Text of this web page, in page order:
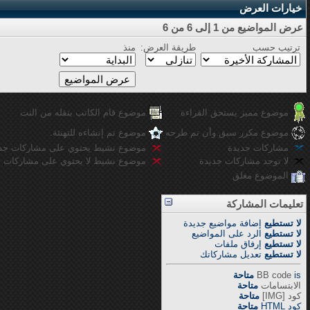
خيارات العرض
عرض المواضيع من 1 إلى 6 من 6
ترتيب حسب طريقة العرض: منذ
موضوع مميز يستحق القراءة
موضوع قام الكاتب بنقله من النت
موضوع مكرر سبق وأن تم طرحه
موضوع تم إنشاءه للتهنئة.
مشاركات جديدة
موضوع نشيط يحتوي على مشاركات
لا توجد مشاركات جديدة
موضوع نشيط لا يحتوي على مشاركات
الموضوع مغلق
تعليمات المشاركة
لا تستطيع إضافة مواضيع جديدة
لا تستطيع الرد على المواضيع
لا تستطيع إرفاق ملفات
لا تستطيع تعديل مشاركاتك
BB code is
متاحة
الابتسامات متاحة
كود [IMG]
متاحة
كود HTML
متاحة